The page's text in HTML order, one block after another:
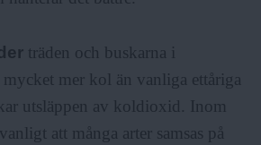
träden och buskarna i
mer kol än vanliga ettåriga
utsläppen av koldioxid. Inom
att många arter samsas på